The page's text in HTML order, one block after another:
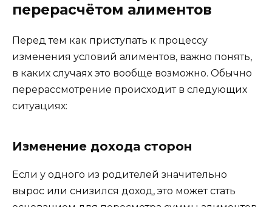
перерасчётом алиментов
Перед тем как приступать к процессу
изменения условий алиментов, важно понять,
в каких случаях это вообще возможно. Обычно
перерассмотрение происходит в следующих
ситуациях:
Изменение дохода сторон
Если у одного из родителей значительно
вырос или снизился доход, это может стать